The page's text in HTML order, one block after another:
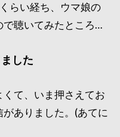
らい経ち、ウマ娘の
で聴いてみたところ…
した
て、いま押さえてお
ありました。(あてに